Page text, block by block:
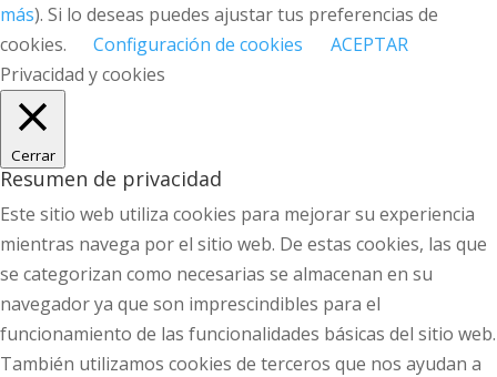
más). Si lo deseas puedes ajustar tus preferencias de
cookies.
Configuración de cookies
ACEPTAR
Privacidad y cookies
Cerrar
Resumen de privacidad
Este sitio web utiliza cookies para mejorar su experiencia
mientras navega por el sitio web. De estas cookies, las que
se categorizan como necesarias se almacenan en su
navegador ya que son imprescindibles para el
funcionamiento de las funcionalidades básicas del sitio web.
También utilizamos cookies de terceros que nos ayudan a